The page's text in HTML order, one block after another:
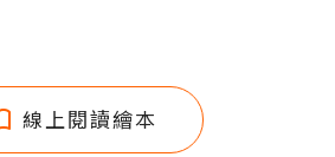
線上閱讀繪本